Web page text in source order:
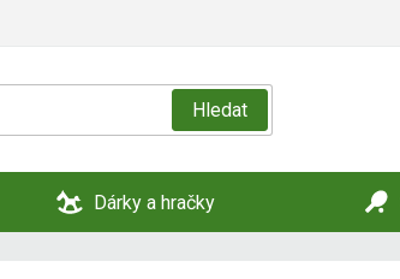
Hledat
Dárky a hračky